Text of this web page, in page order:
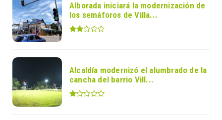
Alborada iniciará la modernización de
los semáforos de Villa...
Alcaldía modernizó el alumbrado de la
cancha del barrio Vill...